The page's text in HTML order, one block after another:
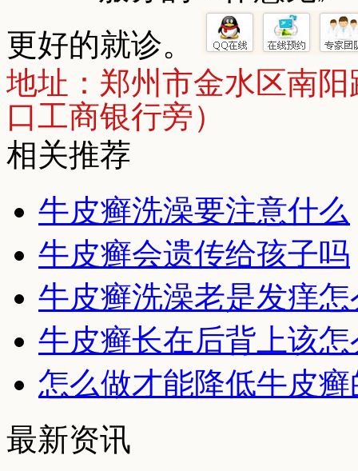
更好的就诊。
地址：郑州市金水区南
口工商银行旁）
相关推荐
牛皮癣洗澡要注意什么
牛皮癣会遗传给孩子吗
牛皮癣洗澡老是发痒
牛皮癣长在后背上该
怎么做才能降低牛皮
最新资讯